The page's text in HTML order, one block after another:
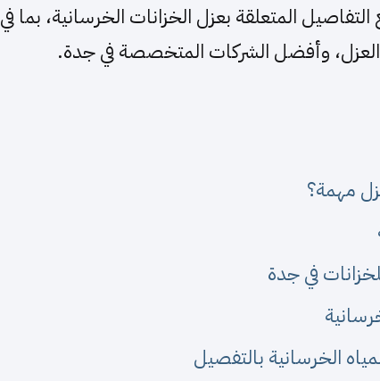
المتعلقة بعزل الخزانات الخرسانية، بما في
وأفضل الشركات المتخصصة في جدة.
مهمة؟
في جدة
الخرسانية بالتفصيل